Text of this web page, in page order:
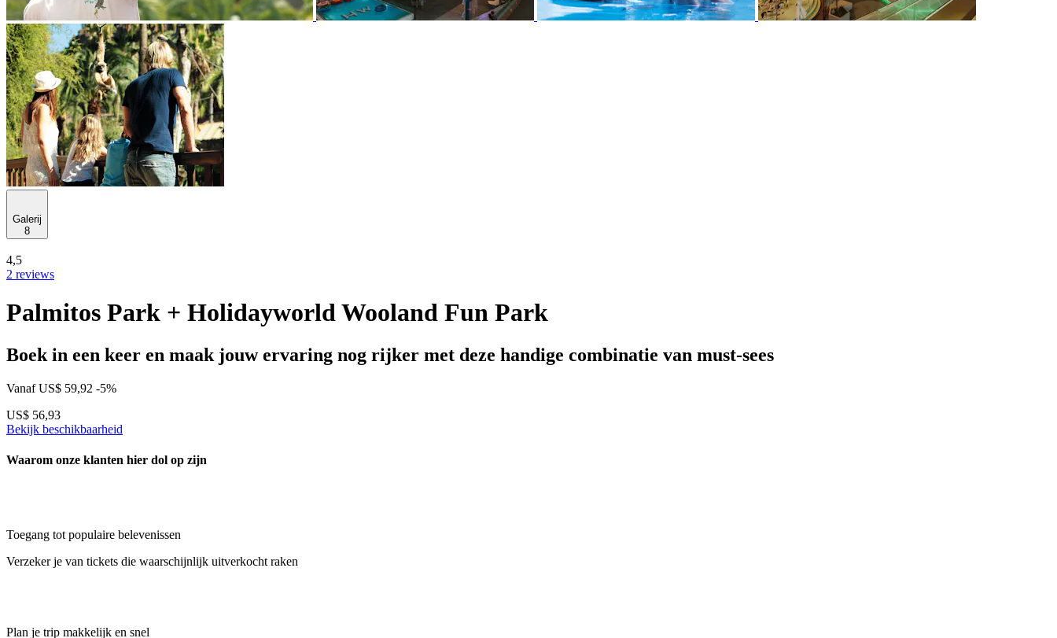
Galerij
8
4,5
2 reviews
Palmitos Park + Holidayworld Wooland Fun Park
Boek in een keer en maak jouw ervaring nog rijker met deze handige combinatie van must-sees
VanafUS$ 59,92 -5%
US$ 56,93
Bekijk beschikbaarheid
Waarom onze klanten hier dol op zijn
Toegang tot populaire belevenissen
Verzeker je van tickets die waarschijnlijk uitverkocht raken
Plan je trip makkelijk en snel